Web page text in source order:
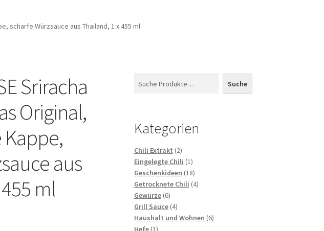
scharfe Würzsauce aus Thailand, 1 x 455 ml
Sriracha
Original,
aus
ml
Suche
Kategorien
Chili Extrakt 22
Produkte
Eingelegte Chili 11
Produkt
Geschenkideen 1818
Produkte
Getrocknete Chili 44
Gewürze 66
Produkte
Grill Sauce 44
Produkte
Haushalt und Wohnen 66
Hefe 11